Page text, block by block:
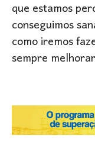
que estamos
conseguimos
como iremos
sempre